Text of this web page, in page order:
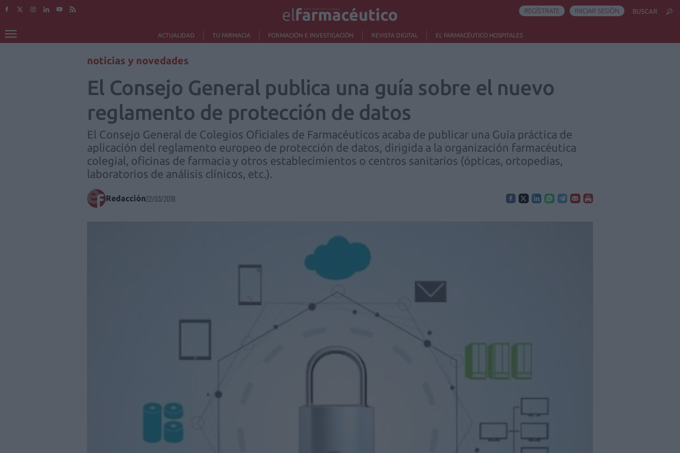
ACTUALIDAD TU FARMACIA FORMACIÓN E INVESTIGACIÓN REVISTA DIGITAL EL FARMACÉUTICO HOSPITALES
REGÍSTRATE INICIAR SESIÓN BUSCAR
noticias y novedades
El Consejo General publica una guía sobre el nuevo
reglamento de protección de datos
El Consejo General de Colegios Oficiales de Farmacéuticos acaba de publicar una Guía práctica de
aplicación del reglamento europeo de protección de datos, dirigida a la organización farmacéutica
colegial, oficinas de farmacia y otros establecimientos o centros sanitarios (ópticas, ortopedias,
laboratorios de análisis clínicos, etc.).
Redacción22/03/2018